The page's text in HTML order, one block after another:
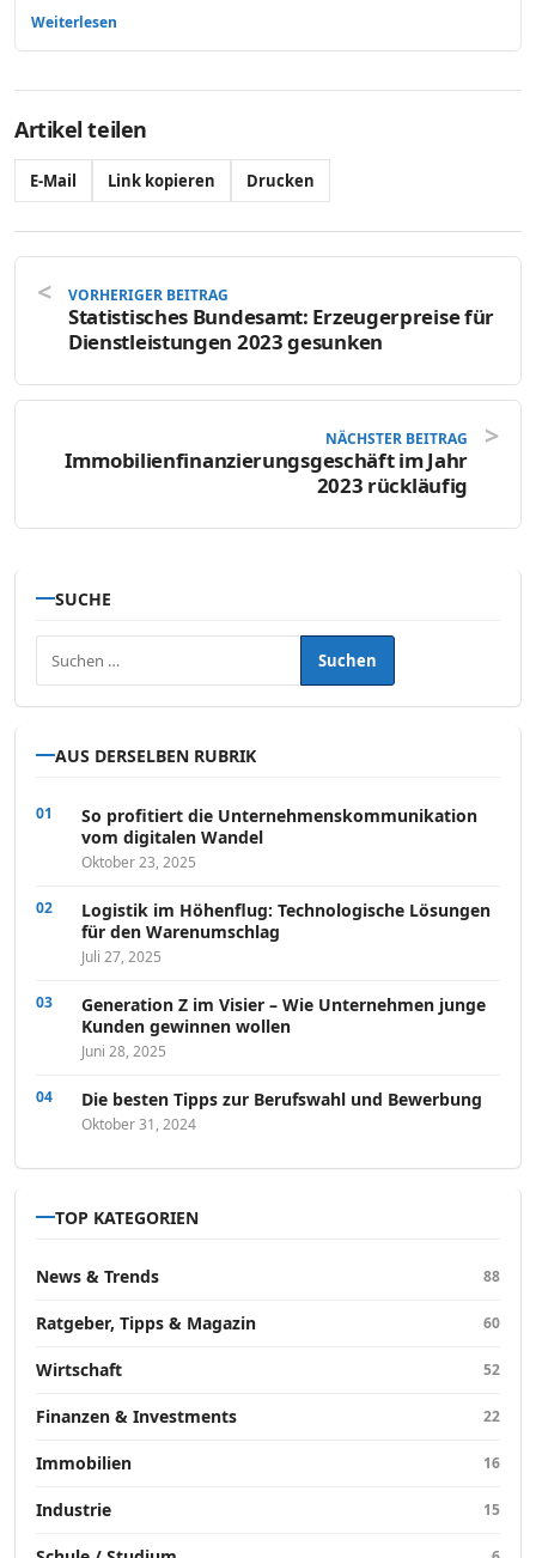
Weiterlesen
Artikel teilen
E-Mail Link kopieren Drucken
VORHERIGER BEITRAG
Statistisches Bundesamt: Erzeugerpreise für
Dienstleistungen 2023 gesunken
NÄCHSTER BEITRAG
Immobilienfinanzierungsgeschäft im Jahr
2023 rückläufig
SUCHE
AUS DERSELBEN RUBRIK
So profitiert die Unternehmenskommunikation
vom digitalen Wandel
Oktober 23, 2025
Logistik im Höhenflug: Technologische Lösungen
für den Warenumschlag
Juli 27, 2025
Generation Z im Visier – Wie Unternehmen junge
Kunden gewinnen wollen
Juni 28, 2025
Die besten Tipps zur Berufswahl und Bewerbung
Oktober 31, 2024
TOP KATEGORIEN
News & Trends 88
Ratgeber, Tipps & Magazin 60
Wirtschaft 52
Finanzen & Investments 22
Immobilien 16
Industrie 15